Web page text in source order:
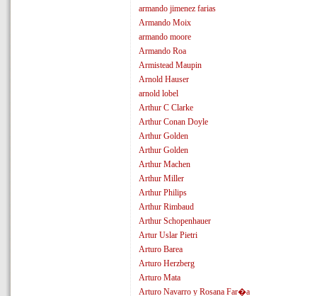
armando jimenez farias
Armando Moix
armando moore
Armando Roa
Armistead Maupin
Arnold Hauser
arnold lobel
Arthur C Clarke
Arthur Conan Doyle
Arthur Golden
Arthur Golden
Arthur Machen
Arthur Miller
Arthur Philips
Arthur Rimbaud
Arthur Schopenhauer
Artur Uslar Pietri
Arturo Barea
Arturo Herzberg
Arturo Mata
Arturo Navarro y Rosana Far�a